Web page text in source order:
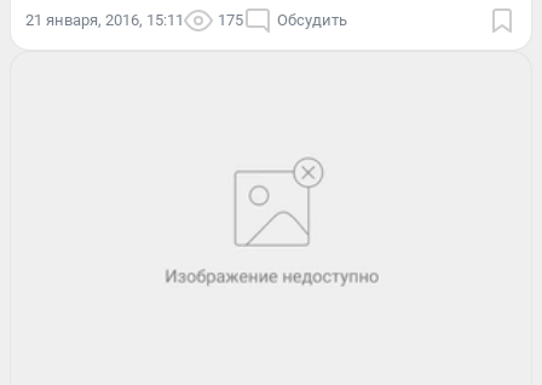
21 января, 2016, 15:11 175 Обсудить